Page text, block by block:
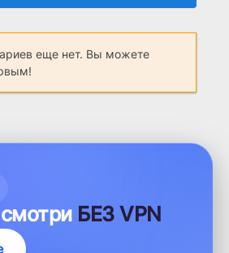
еще нет. Вы можете
БЕЗ VPN